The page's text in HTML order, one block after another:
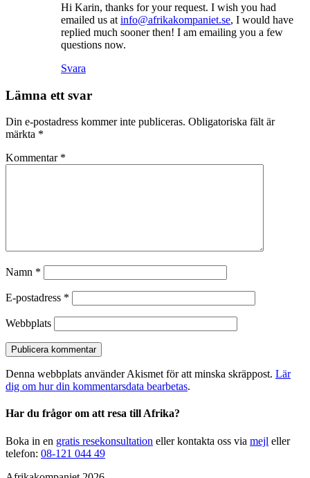
Hi Karin, thanks for your request. I wish you had
emailed us at info@afrikakompaniet.se, I would have
replied much sooner then! I am emailing you a few
questions now.
Svara
Lämna ett svar
Din e-postadress kommer inte publiceras. Obligatoriska fält är
märkta *
Kommentar *
Namn *
E-postadress *
Webbplats
Denna webbplats använder Akismet för att minska skräppost. Lär
dig om hur din kommentarsdata bearbetas.
Har du frågor om att resa till Afrika?
Boka in en gratis resekonsultation eller kontakta oss via mejl eller
telefon: 08-121 044 49